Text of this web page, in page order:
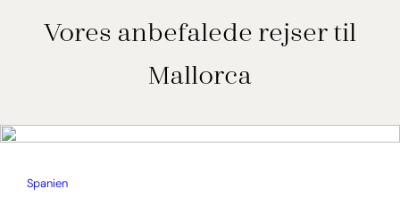
Vores anbefalede rejser til
Mallorca
Spanien